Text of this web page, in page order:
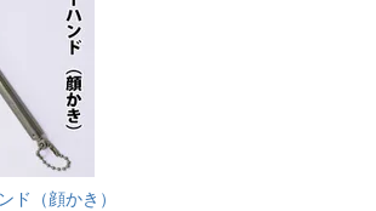
ド（顔かき）